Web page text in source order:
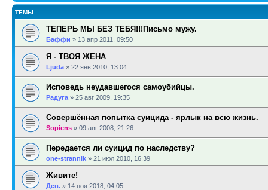
ТЕМЫ
ТЕПЕРЬ МЫ БЕЗ ТЕБЯ!!!Письмо мужу.
Баффи » 13 апр 2011, 09:50
Я - ТВОЯ ЖЕНА
Ljuda » 22 янв 2010, 13:04
Исповедь неудавшегося самоубийцы.
Радуга » 25 авг 2009, 19:35
Совершённая попытка суицида - ярлык на всю жизнь.
Sopiens » 09 авг 2008, 21:26
Передается ли суицид по наследству?
one-strannik » 21 июл 2010, 16:39
Живите!
Дев. » 14 ноя 2018, 04:05